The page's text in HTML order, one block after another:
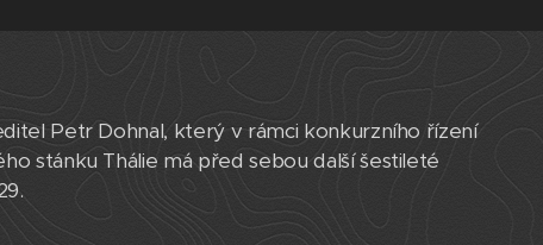
Petr Dohnal, který v rámci konkurzního řízení
stánku Thálie má před sebou další šestileté